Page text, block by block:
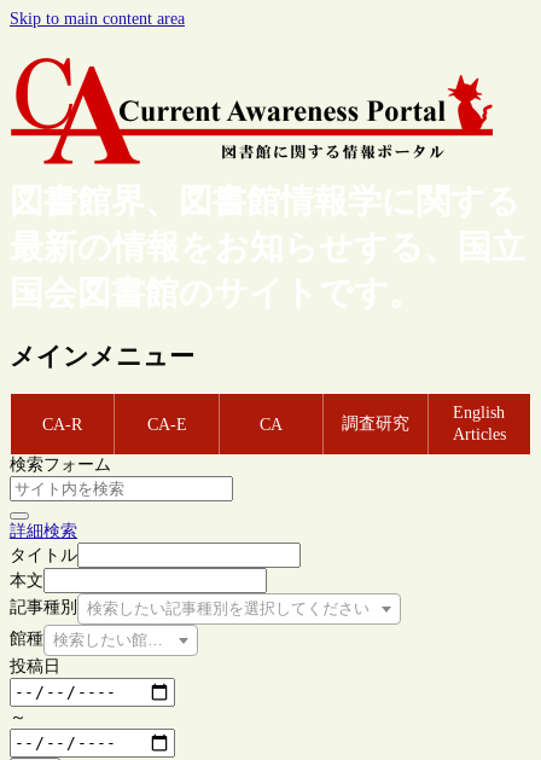
Skip to main content area
図書館界、図書館情報学に関する
最新の情報をお知らせする、国立
国会図書館のサイトです。
メインメニュー
CA-R CA-E CA 調査研究
English
Articles
検索フォーム
詳細検索
タイトル
本文
記事種別
検索したい記事種別を選択してください
館種 検索したい館種を選択してください
投稿日
～